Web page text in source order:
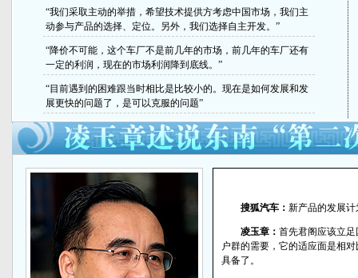
“我们采取主动的举措，希望技术提供方考虑中国市场，我们主
动参与产品的选择、定位。另外，我们选择自主开发。”
“降价不可能，这个车厂不是前几年的市场，前几年的车厂还有
一定的利润，现在的市场利润降到底线。”
“目前遇到的困难跟当时相比是比较小的。现在是如何发展和发
展更快的问题了，是可以克服的问题”
搜狐汽车： 新产品的发展
凌玉章： 首先君阁应该立
户群的需要，它的适应面是相
具备了。